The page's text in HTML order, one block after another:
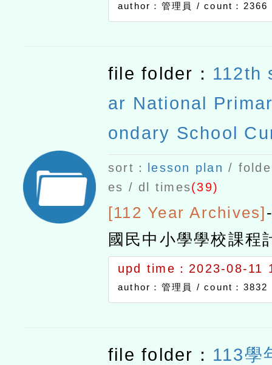
文如附件。
author：管理員 /count：2366
file folder： 112th
ar National
ondary School
lan
sort： lesson plan /
es / dl times(39)
[112 Year Archives]
國民中小學學校課程
upd time：2023-08-11
author：管理員 /count：3832
file folder： 113學